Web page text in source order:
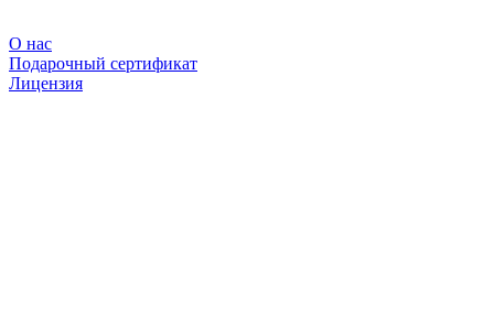
О нас
Подарочный сертификат
Лицензия